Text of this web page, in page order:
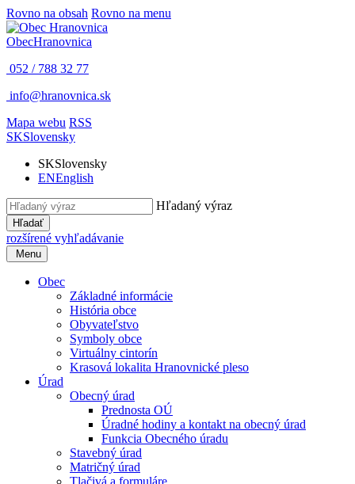
Rovno na obsah Rovno na menu
ObecHranovnica
052 / 788 32 77
info@hranovnica.sk
Mapa webu RSS
SKSlovensky
SKSlovensky
ENEnglish
Hľadaný výraz
Hľadať
rozšírené vyhľadávanie
Menu
Obec
Základné informácie
História obce
Obyvateľstvo
Symboly obce
Virtuálny cintorín
Krasová lokalita Hranovnické pleso
Úrad
Obecný úrad
Prednosta OÚ
Úradné hodiny a kontakt na obecný úrad
Funkcia Obecného úradu
Stavebný úrad
Matričný úrad
Tlačivá a formuláre